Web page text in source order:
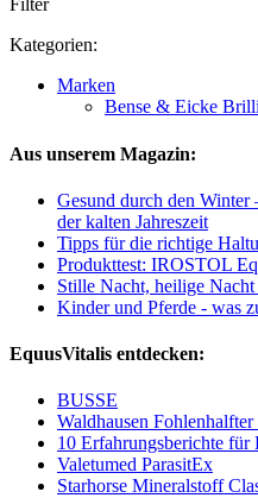
Filter
Kategorien:
Marken
Bense & Eicke
Aus unserem Magazin:
Gesund durch den Winter
der kalten Jahreszeit
Tipps für die richtige
Produkttest: IROSTOL
Stille Nacht, heilige
Kinder und Pferde - was
EquusVitalis entdecken:
BUSSE
Waldhausen
10 Erfahrungsberichte
Valetumed ParasitEx
Starhorse Mineralstoff